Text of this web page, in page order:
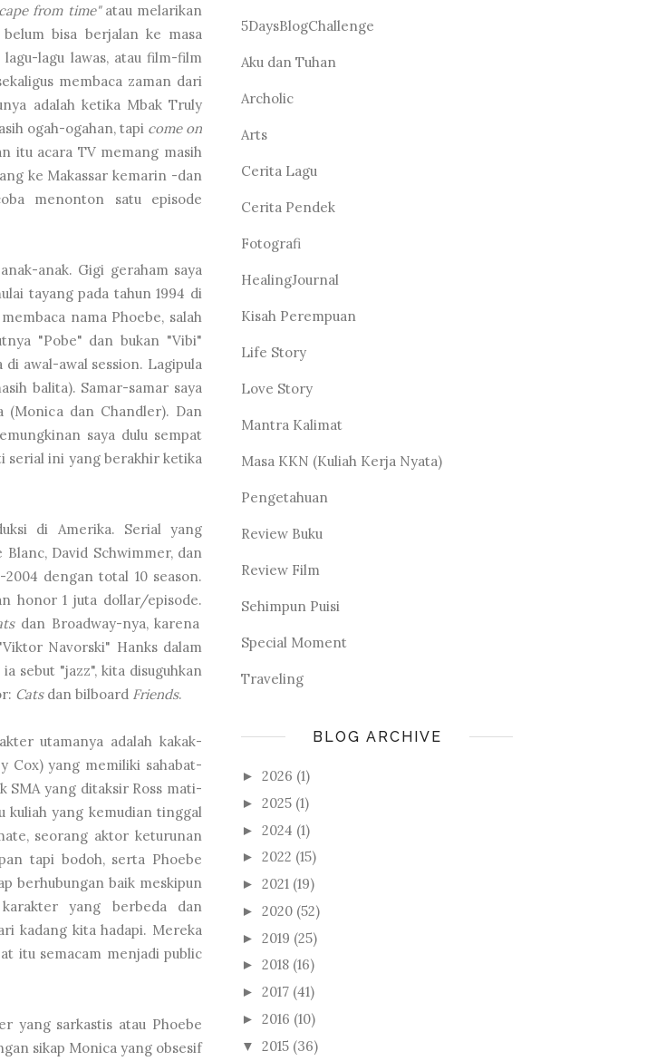
from time"atau melarikan
bisa berjalan ke masa
lagu lawas, atau film-film
membaca zaman dari
adalah ketika Mbak Truly
ogah-ogahan, tapi come on
itu acara TV memang masih
ke Makassar kemarin -dan
menonton satu episode
anak. Gigi geraham saya
tayang pada tahun 1994 di
nama Phoebe, salah
"Pobe" dan bukan "Vibi"
awal-awal session. Lagipula
balita). Samar-samar saya
(Monica dan Chandler). Dan
saya dulu sempat
serial ini yang berakhir ketika
di Amerika. Serial yang
David Schwimmer, dan
dengan total 10 season.
honor 1 juta dollar/episode.
dan Broadway-nya, karena
Navorski" Hanks dalam
sebut "jazz", kita disuguhkan
Catsdan bilboard Friends.
utamanya adalah kakak-
Cox) yang memiliki sahabat-
SMA yang ditaksir Ross mati-
kuliah yang kemudian tinggal
seorang aktor keturunan
tapi bodoh, serta Phoebe
berhubungan baik meskipun
yang berbeda dan
kadang kita hadapi. Mereka
itu semacam menjadi public
yang sarkastis atau Phoebe
sikap Monica yang obsesif
5DaysBlogChallenge
Aku dan Tuhan
Archolic
Arts
Cerita Lagu
Cerita Pendek
Fotografi
HealingJournal
Kisah Perempuan
Life Story
Love Story
Mantra Kalimat
Masa KKN (Kuliah Kerja Nyata)
Pengetahuan
Review Buku
Review Film
Sehimpun Puisi
Special Moment
Traveling
BLOG ARCHIVE
► 2026 (1)
► 2025 (1)
► 2024 (1)
► 2022 (15)
► 2021 (19)
► 2020 (52)
► 2019 (25)
► 2018 (16)
► 2017 (41)
► 2016 (10)
▼ 2015 (36)